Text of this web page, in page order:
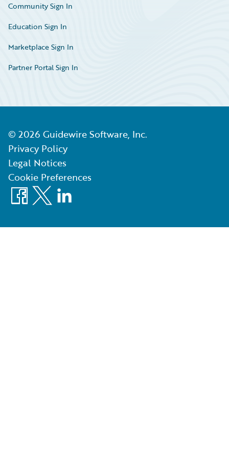
Community Sign In
Education Sign In
Marketplace Sign In
Partner Portal Sign In
© 2026 Guidewire Software, Inc.
Privacy Policy
Legal Notices
Cookie Preferences
Facebook
X LinkedIn